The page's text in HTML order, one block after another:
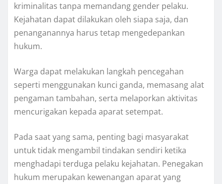
kriminalitas tanpa memandang gender pelaku.
Kejahatan dapat dilakukan oleh siapa saja, dan
penanganannya harus tetap mengedepankan
hukum.
Warga dapat melakukan langkah pencegahan
seperti menggunakan kunci ganda, memasang alat
pengaman tambahan, serta melaporkan aktivitas
mencurigakan kepada aparat setempat.
Pada saat yang sama, penting bagi masyarakat
untuk tidak mengambil tindakan sendiri ketika
menghadapi terduga pelaku kejahatan. Penegakan
hukum merupakan kewenangan aparat yang